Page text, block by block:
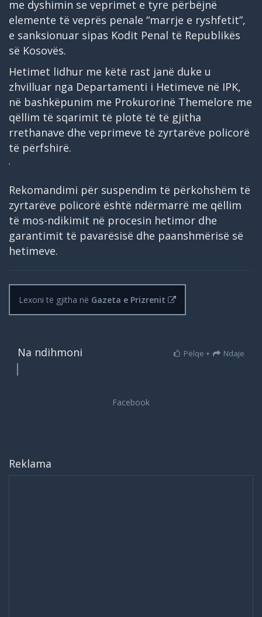
me dyshimin se veprimet e tyre përbëjnë
elemente të veprës penale “marrje e ryshfetit”,
e sanksionuar sipas Kodit Penal të Republikës
së Kosovës.
Hetimet lidhur me këtë rast janë duke u
zhvilluar nga Departamenti i Hetimeve në IPK,
në bashkëpunim me Prokurorinë Themelore me
qëllim të sqarimit të plotë të të gjitha
rrethanave dhe veprimeve të zyrtarëve policorë
të përfshirë.
Rekomandimi për suspendim të përkohshëm të
zyrtarëve policorë është ndërmarrë me qëllim
të mos-ndikimit në procesin hetimor dhe
garantimit të pavarësisë dhe paanshmërisë së
hetimeve.
Lexoni të gjitha në Gazeta e Prizrenit
Na ndihmoni Pëlqe + Ndaje
Reklama